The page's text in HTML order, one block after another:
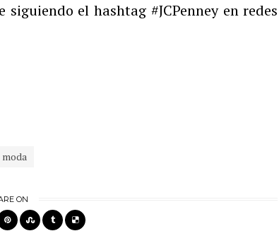
el hashtag #JCPenney en redes
moda
ON